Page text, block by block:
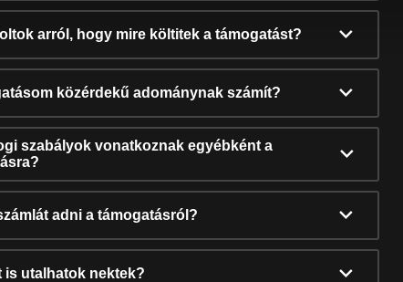
arról, hogy mire költitek a támogatást?
közérdekű adománynak számít?
szabályok vonatkoznak egyébként a
adni a támogatásról?
is utalhatok nektek?